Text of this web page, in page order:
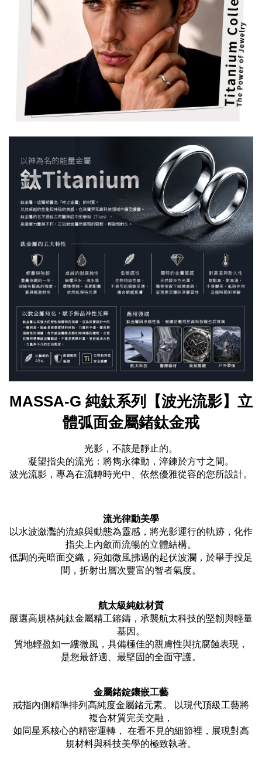
MASSA-G 純鈦系列【波光流影】立
體弧面金屬鍺鈦金戒
光影，不該是靜止的。
凝望指尖的流光：將雋永律動，淬鍊於方寸之間。
波光流影，專為在流轉時光中、依然優雅從容的您所設計。
流光律動美學
以水波瀲灩的流線與動態為靈感，將光影運行的軌跡，化作
指尖上內斂而流暢的立體結構。
低調的亮暗面交織，宛如微風拂過的起伏波瀾，於舉手投足
間，折射出層次豐富的智者氣度。
航太級純鈦材質
嚴選高規格純鈦金屬精工鎔鑄，承襲航太科技的堅韌與輕量
基因。
質地輕盈如一縷微風，具備極佳的親膚性與抗腐蝕表現，
是您最舒適、最堅固的全面守護。
金屬鍺錠鑲嵌工藝
戒指內側精準排列高純度金屬鍺元素。 以現代頂級工藝將
複合材質完美交融，
如同星系核心的精密運轉， 在看不見的細節裡，展現對高
規材料與科技美學的極致執著。